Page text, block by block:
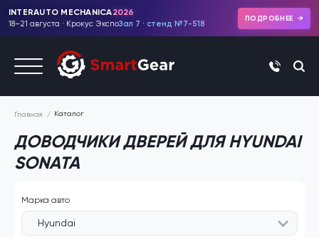
INTERAUTO MECHANICA2026
18–21 августа · Крокус ЭкспоЗал 7 · стенд №7-518
ПОДРОБНЕЕ
+7 (495)
Главная Каталог
ДОВОДЧИКИ ДВЕРЕЙ ДЛЯ HYUNDAI
SONATA
Марка авто
Hyundai